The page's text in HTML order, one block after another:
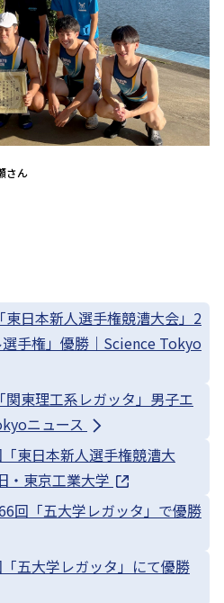
さん
日本新人選手権競漕大会」2
手権」優勝｜Science Tokyo
東理工系レガッタ」男子エ
ニュース
東日本新人選手権競漕大
・東京工業大学
回「五大学レガッタ」で優勝
五大学レガッタ」にて優勝